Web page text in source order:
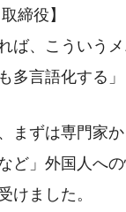
締役】
ば、こういう
多言語化する」
まずは専門家
ど」外国人へ
けました。